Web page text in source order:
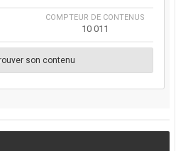
COMPTEUR DE CONTENUS
10 011
son contenu